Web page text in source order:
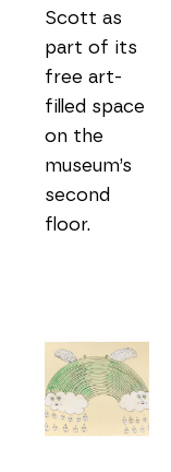
Scott as
part of its
free art-
filled space
on the
museum’s
second
floor.